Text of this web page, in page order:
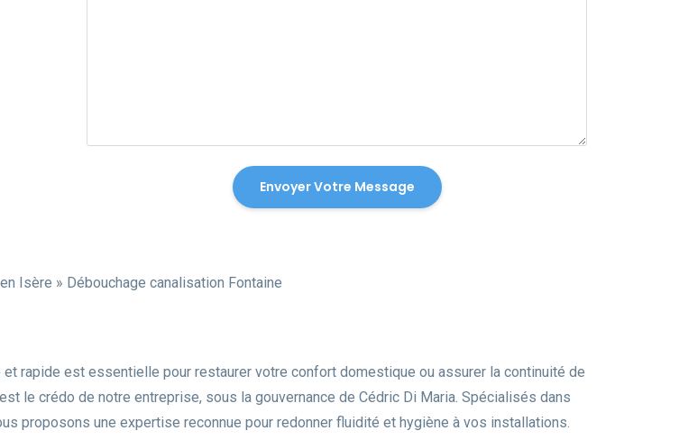
Isère » Débouchage canalisation Fontaine
rapide est essentielle pour restaurer votre confort domestique ou assurer la continuité de
le crédo de notre entreprise, sous la gouvernance de Cédric Di Maria. Spécialisés dans
proposons une expertise reconnue pour redonner fluidité et hygiène à vos installations.